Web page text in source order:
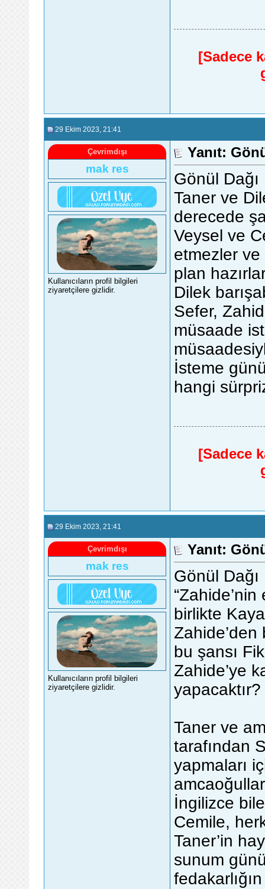
[Sadece
29 Ekim 2023 , 21:41
Çevrimdışı
mak res
Kullanıcıların profil bilgileri
ziyaretçilere gizlidir.
Yanıt:
Gönül
Taner ve
derecede
Veysel ve
etmezler ve
plan
Dilek
Sefer,
müsaade
İsteme
hangi
[Sadece
29 Ekim 2023 , 21:41
Çevrimdışı
mak res
Kullanıcıların profil bilgileri
ziyaretçilere gizlidir.
Yanıt:
Gönül
birlikte
bu şansı
Zahide’ye
yapacaktır?
Taner ve
tarafından
yapmaları
İngilizce
Cemile,
Taner’in
sunum